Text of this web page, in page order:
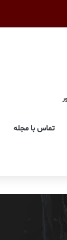
تماس با مجله